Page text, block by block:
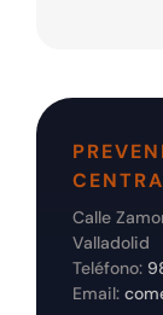
Calle
Valladolid
Teléfono:
Email: